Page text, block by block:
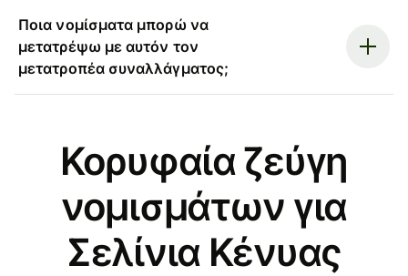
Ποια νομίσματα μπορώ να
μετατρέψω με αυτόν τον
μετατροπέα συναλλάγματος;
Κορυφαία ζεύγη
νομισμάτων για
Σελίνια Κένυας